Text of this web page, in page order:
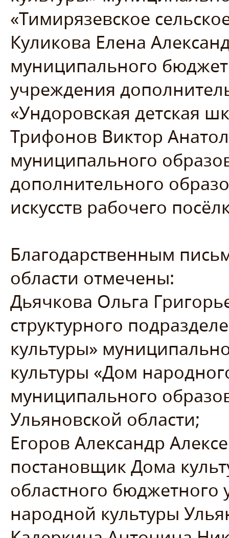
«Тимирязевское
Куликова Елена
муниципального
учреждения
«Ундоровская детская
Трифонов Виктор
муниципального
дополнительного
искусств рабочего
Благодарственным
области отмечены:
Дьячкова Ольга
структурного
культуры»
культуры «Дом
муниципального
Ульяновской области;
Егоров Александр
постановщик Дома
областного бюджетного
народной культуры